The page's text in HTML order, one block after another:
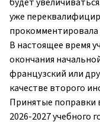
уже
прокомментировала
В настоящее время
окончания
французский или
качестве второго
Принятые поправки
2026-2027 учебного